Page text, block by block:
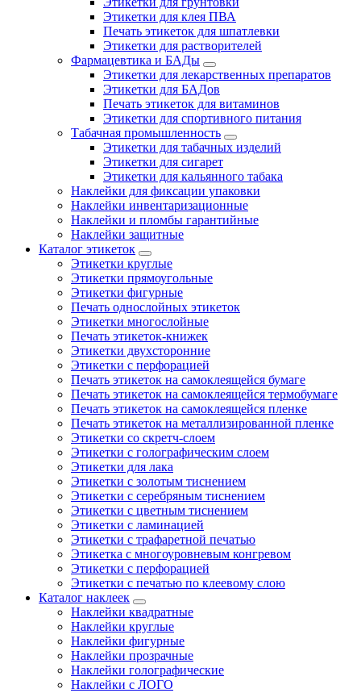
Этикетки для клея ПВА
Печать этикеток для шпатлевки
Этикетки для растворителей
Фармацевтика и БАДы
Этикетки для лекарственных препаратов
Этикетки для БАДов
Печать этикеток для витаминов
Этикетки для спортивного питания
Табачная промышленность
Этикетки для табачных изделий
Этикетки для сигарет
Этикетки для кальянного табака
Наклейки для фиксации упаковки
Наклейки инвентаризационные
Наклейки и пломбы гарантийные
Наклейки защитные
Каталог этикеток
Этикетки круглые
Этикетки прямоугольные
Этикетки фигурные
Печать однослойных этикеток
Этикетки многослойные
Печать этикеток-книжек
Этикетки двухсторонние
Этикетки с перфорацией
Печать этикеток на самоклеящейся бумаге
Печать этикеток на самоклеящейся термобумаге
Печать этикеток на самоклеящейся пленке
Печать этикеток на металлизированной пленке
Этикетки со скретч-слоем
Этикетки с голографическим слоем
Этикетки для лака
Этикетки с золотым тиснением
Этикетки с серебряным тиснением
Этикетки с цветным тиснением
Этикетки с ламинацией
Этикетки с трафаретной печатью
Этикетка с многоуровневым конгревом
Этикетки с перфорацией
Этикетки с печатью по клеевому слою
Каталог наклеек
Наклейки квадратные
Наклейки круглые
Наклейки фигурные
Наклейки прозрачные
Наклейки голографические
Наклейки с ЛОГО